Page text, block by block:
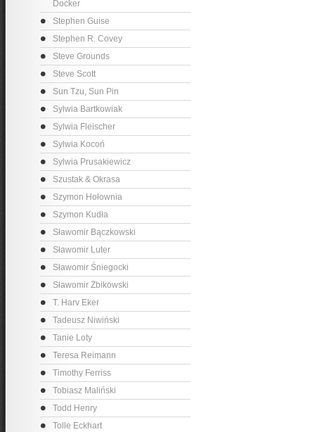
Docker
Stephen Guise
Stephen R. Covey
Steve Grounds
Steve Scott
Sun Tzu, Sun Pin
Sylwia Bartkowiak
Sylwia Fleischer
Sylwia Kocoń
Sylwia Prusakiewicz
Szustak & Okrasa
Szymon Hołownia
Szymon Kudła
Sławomir Bączkowski
Sławomir Luter
Sławomir Śniegocki
Sławomir Żbikowski
T. Harv Eker
Tadeusz Niwiński
Tanie Loty
Teresa Reimann
Timothy Ferriss
Tobiasz Maliński
Todd Henry
Tolle Eckhart